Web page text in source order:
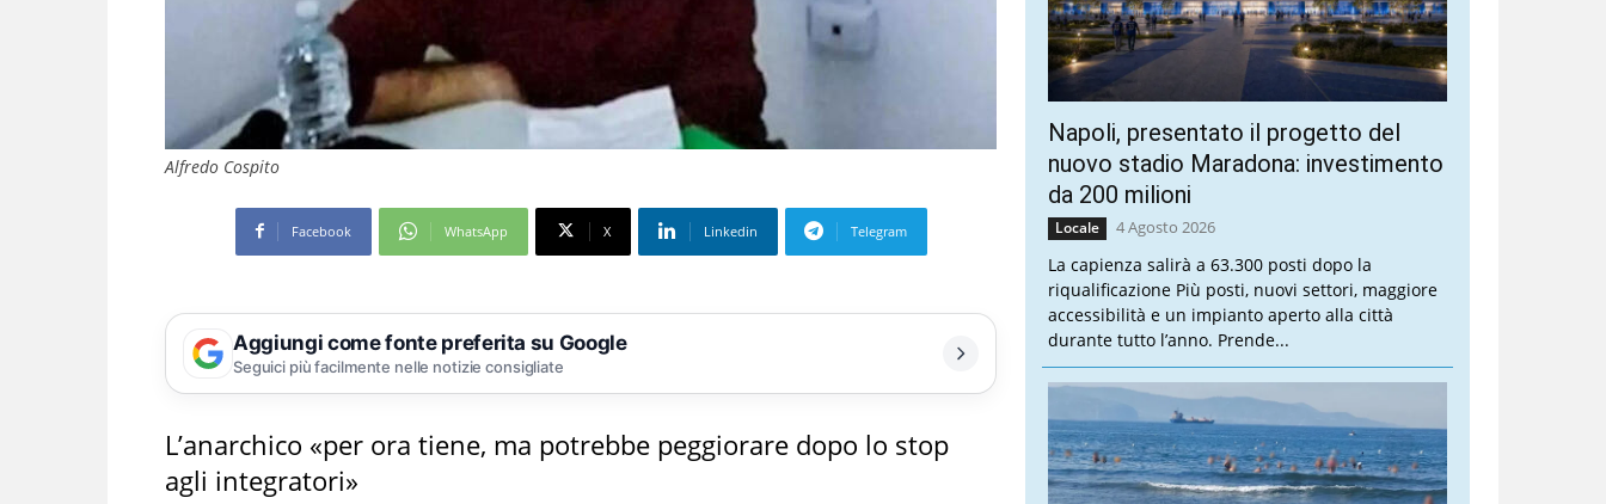
Alfredo Cospito
Facebook WhatsApp X Linkedin Telegram
Aggiungi come fonte preferita su Google
Seguici più facilmente nelle notizie consigliate
L’anarchico «per ora tiene, ma potrebbe peggiorare dopo lo stop
agli integratori»
Napoli, presentato il progetto del
nuovo stadio Maradona: investimento
da 200 milioni
Locale 4 Agosto 2026
La capienza salirà a 63.300 posti dopo la
riqualificazione Più posti, nuovi settori, maggiore
accessibilità e un impianto aperto alla città
durante tutto l’anno. Prende...